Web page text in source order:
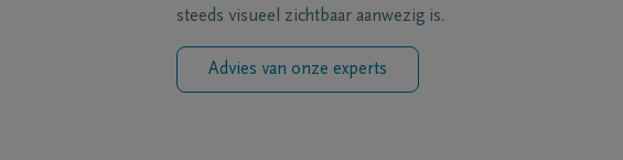
steeds visueel zichtbaar aanwezig is.
Advies van onze experts